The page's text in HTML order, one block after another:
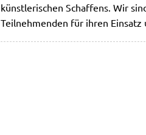
künstlerischen Schaffens. Wir
Teilnehmenden für ihren